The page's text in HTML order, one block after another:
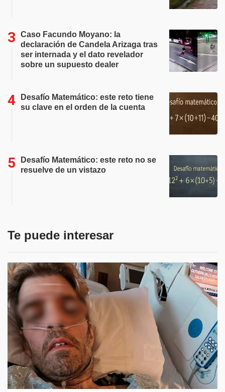
Caso Facundo Moyano: la
declaración de Candela Arizaga tras
ser internada y el dato revelador
sobre un supuesto dealer
Desafío Matemático: este reto tiene
su clave en el orden de la cuenta
Desafío Matemático: este reto no se
resuelve de un vistazo
Te puede interesar